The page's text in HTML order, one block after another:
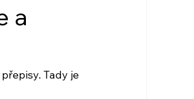
a
Tady je